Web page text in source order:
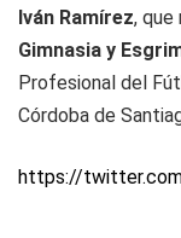
Iván Ramírez, que
Gimnasia y
Profesional del
Córdoba de
https://